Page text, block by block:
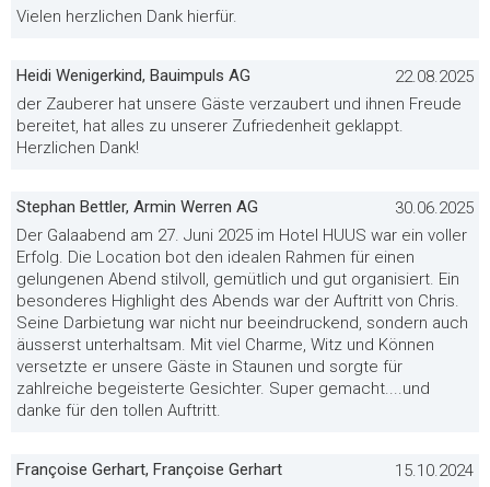
Vielen herzlichen Dank hierfür.
Heidi Wenigerkind, Bauimpuls AG
22.08.2025
der Zauberer hat unsere Gäste verzaubert und ihnen Freude
bereitet, hat alles zu unserer Zufriedenheit geklappt.
Herzlichen Dank!
Stephan Bettler, Armin Werren AG
30.06.2025
Der Galaabend am 27. Juni 2025 im Hotel HUUS war ein voller
Erfolg. Die Location bot den idealen Rahmen für einen
gelungenen Abend stilvoll, gemütlich und gut organisiert. Ein
besonderes Highlight des Abends war der Auftritt von Chris.
Seine Darbietung war nicht nur beeindruckend, sondern auch
äusserst unterhaltsam. Mit viel Charme, Witz und Können
versetzte er unsere Gäste in Staunen und sorgte für
zahlreiche begeisterte Gesichter. Super gemacht....und
danke für den tollen Auftritt.
Françoise Gerhart, Françoise Gerhart 15.10.2024